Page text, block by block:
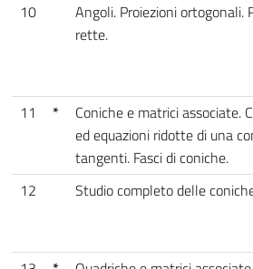
10
Angoli. Proiezioni
rette.
11
*
Coniche e matrici associate.
ed equazioni ridotte di una
tangenti. Fasci di coniche.
12
Studio completo delle